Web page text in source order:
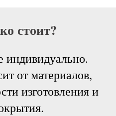
стоит?
индивидуально.
от материалов,
изготовления и